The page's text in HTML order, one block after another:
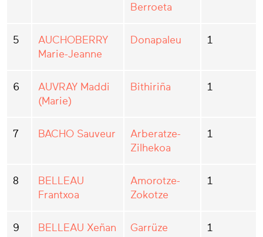
Berroeta
5
AUCHOBERRY
Marie-Jeanne
Donapaleu 1
6
AUVRAY Maddi
(Marie)
Bithiriña 1
7 BACHO Sauveur
Arberatze-
Zilhekoa
1
8
BELLEAU
Frantxoa
Amorotze-
Zokotze
1
9 BELLEAU Xeñan Garrüze 1